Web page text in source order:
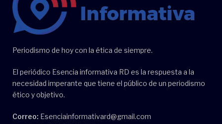
Periodismo de hoy con la ética de siempre.
El periódico Esencia informativa RD es la respuesta a la
necesidad imperante que tiene el público de un periodismo
ético y objetivo.
Correo: Esenciainformativard@gmail.com